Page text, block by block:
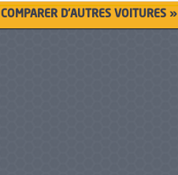
COMPARER D'AUTRES VOITURES »